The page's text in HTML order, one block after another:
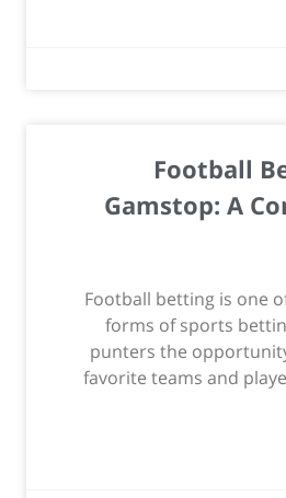
Football
Gamstop: A
Football betting is one
forms of sports
punters the
favorite teams and